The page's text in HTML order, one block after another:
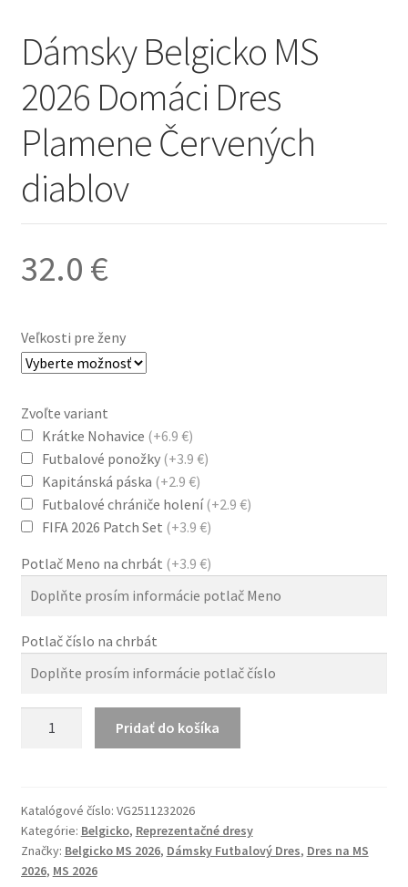
Dámsky Belgicko MS
2026 Domáci Dres
Plamene Červených
diablov
32.0 €
Veľkosti pre ženy
Zvoľte variant
Krátke Nohavice (+6.9 €)
Futbalové ponožky (+3.9 €)
Kapitánská páska (+2.9 €)
Futbalové chrániče holení(+2.9 €)
FIFA 2026 Patch Set (+3.9 €)
Potlač Meno na chrbát (+3.9 €)
Potlač číslo na chrbát
2026
Domáci
Dres
Plamene
Pridať do košíka
Katalógové číslo: VG2511232026
Kategórie: Belgicko, Reprezentačné dresy
Značky: Belgicko MS 2026, Dámsky Futbalový Dres, Dres na MS
2026, MS 2026